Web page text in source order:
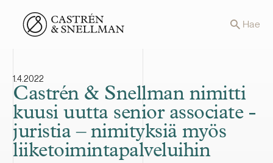
Front page Hae
1.4.2022
Castrén & Snellman nimitti
kuusi uutta senior associate -
juristia – nimityksiä myös
liiketoimintapalveluihin